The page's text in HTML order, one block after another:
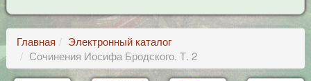
Главная
Электронный каталог
Сочинения Иосифа Бродского. Т. 2